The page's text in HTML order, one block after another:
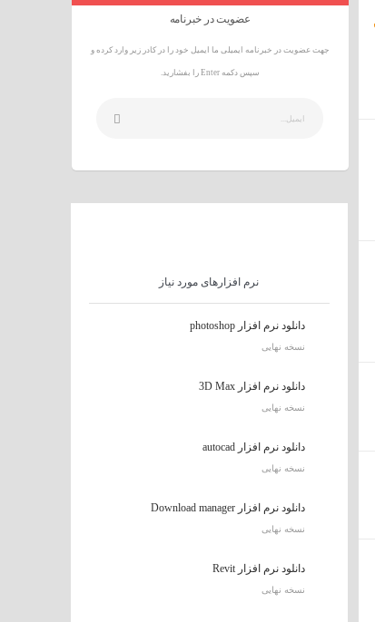
عضویت در خبرنامه
جهت عضویت در خبرنامه ایمیلی ما ایمیل خود را در کادر زیر وارد کرده و
سپس دکمه Enter را بفشارید.
نرم افزارهای مورد نیاز
دانلود نرم افزار photoshop
نسخه نهایی
دانلود نرم افزار 3D Max
نسخه نهایی
دانلود نرم افزار autocad
نسخه نهایی
دانلود نرم افزار Download manager
نسخه نهایی
دانلود نرم افزار Revit
نسخه نهایی